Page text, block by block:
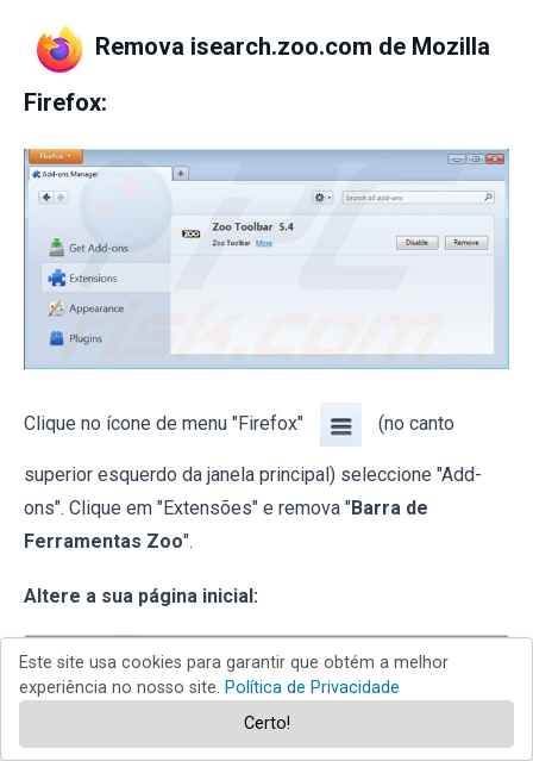
Remova isearch.zoo.com de Mozilla
Firefox:
Clique no ícone de menu "Firefox" (no canto
superior esquerdo da janela principal) seleccione "Add-
ons". Clique em "Extensões" e remova "Barra de
Ferramentas Zoo".
Altere a sua página inicial:
Este site usa cookies para garantir que obtém a melhor
experiência no nosso site. Política de Privacidade
Certo!